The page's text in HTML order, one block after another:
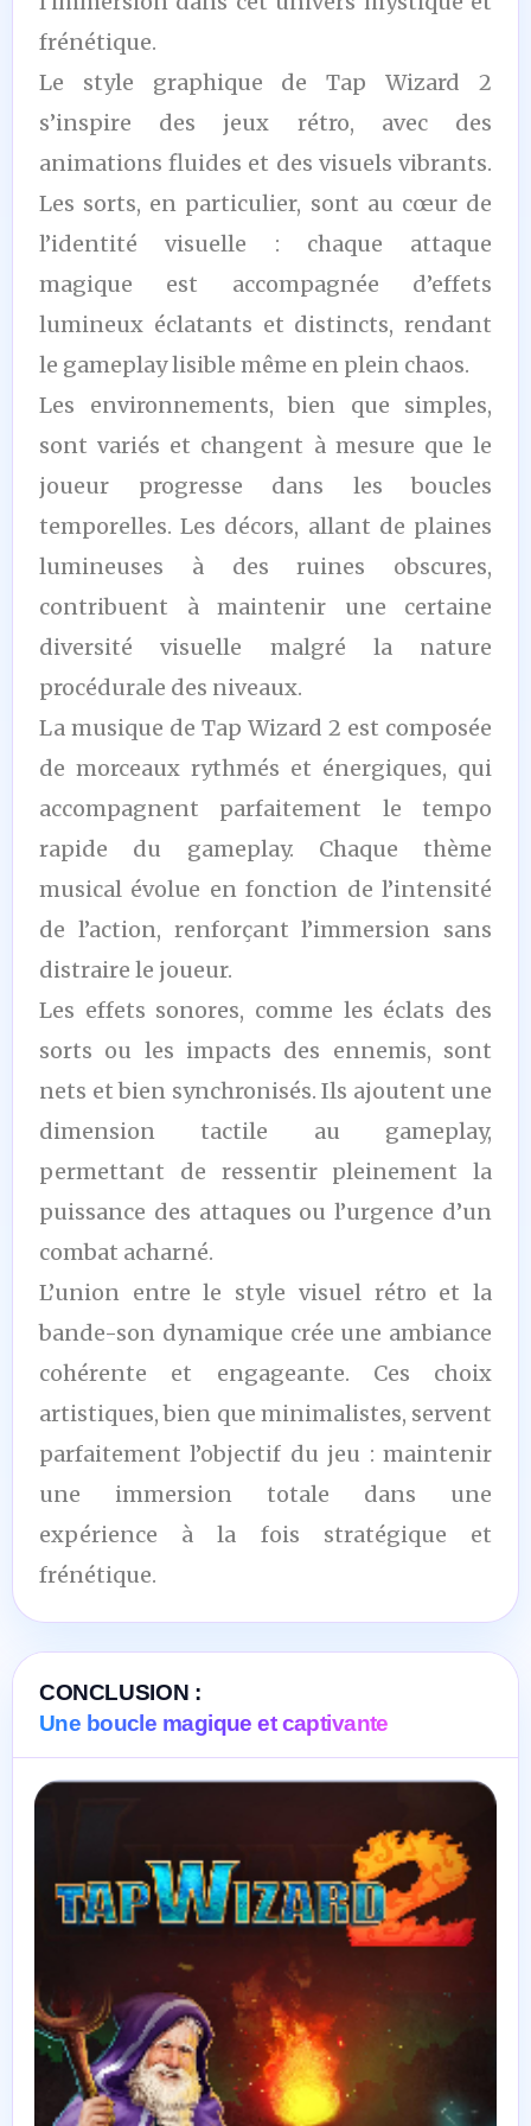
frénétique.
Le style graphique de Tap Wizard 2
s’inspire des jeux rétro, avec des
animations fluides et des visuels vibrants.
Les sorts, en particulier, sont au cœur de
l’identité visuelle : chaque attaque
magique est accompagnée d’effets
lumineux éclatants et distincts, rendant
le gameplay lisible même en plein chaos.
Les environnements, bien que simples,
sont variés et changent à mesure que le
joueur progresse dans les boucles
temporelles. Les décors, allant de plaines
lumineuses à des ruines obscures,
contribuent à maintenir une certaine
diversité visuelle malgré la nature
procédurale des niveaux.
La musique de Tap Wizard 2 est composée
de morceaux rythmés et énergiques, qui
accompagnent parfaitement le tempo
rapide du gameplay. Chaque thème
musical évolue en fonction de l’intensité
de l’action, renforçant l’immersion sans
distraire le joueur.
Les effets sonores, comme les éclats des
sorts ou les impacts des ennemis, sont
nets et bien synchronisés. Ils ajoutent une
dimension tactile au gameplay,
permettant de ressentir pleinement la
puissance des attaques ou l’urgence d’un
combat acharné.
L’union entre le style visuel rétro et la
bande-son dynamique crée une ambiance
cohérente et engageante. Ces choix
artistiques, bien que minimalistes, servent
parfaitement l’objectif du jeu : maintenir
une immersion totale dans une
expérience à la fois stratégique et
frénétique.
CONCLUSION :
Une boucle magique et captivante